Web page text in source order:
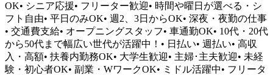
OK• シニア応援• フリーター歓迎• 時間や曜日が選べる・シ
フト自由• 平日のみOK• 週2、3日からOK• 深夜・夜勤の仕事
• 交通費支給• オープニングスタッフ• 車通勤OK• 10代・20代
から50代まで幅広い世代が活躍中！• 日払い• 週払い• 高収
入・高額• 扶養内勤務OK• 大学生歓迎• 主婦･主夫歓迎• 未経
験・初心者OK• 副業・WワークOK• ミドル活躍中• フリータ